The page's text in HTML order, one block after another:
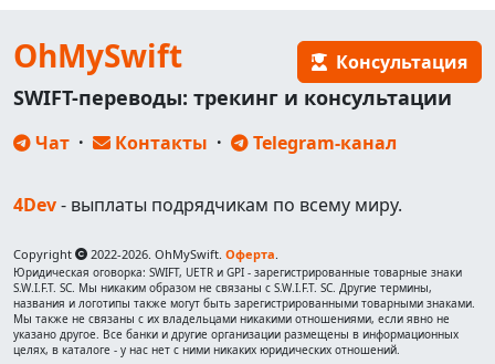
OhMySwift Консультация
SWIFT-переводы: трекинг и консультации
Чат · Контакты · Telegram-канал
4Dev- выплаты подрядчикам по всему миру.
Copyright 2022-2026. OhMySwift. Оферта.
Юридическая оговорка: SWIFT, UETR и GPI - зарегистрированные товарные знаки
S.W.I.F.T. SC. Мы никаким образом не связаны с S.W.I.F.T. SC. Другие термины,
названия и логотипы также могут быть зарегистрированными товарными знаками.
Мы также не связаны с их владельцами никакими отношениями, если явно не
указано другое. Все банки и другие организации размещены в информационных
целях, в каталоге - у нас нет с ними никаких юридических отношений.